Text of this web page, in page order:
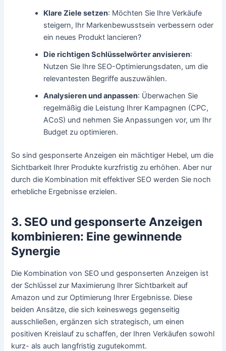
Klare Ziele setzen: Möchten Sie Ihre Verkäufe
steigern, Ihr Markenbewusstsein verbessern oder
ein neues Produkt lancieren?
Die richtigen Schlüsselwörter anvisieren:
Nutzen Sie Ihre SEO-Optimierungsdaten, um die
relevantesten Begriffe auszuwählen.
Analysieren und anpassen: Überwachen Sie
regelmäßig die Leistung Ihrer Kampagnen (CPC,
ACoS) und nehmen Sie Anpassungen vor, um Ihr
Budget zu optimieren.
So sind gesponserte Anzeigen ein mächtiger Hebel, um die
Sichtbarkeit Ihrer Produkte kurzfristig zu erhöhen. Aber nur
durch die Kombination mit effektiver SEO werden Sie noch
erhebliche Ergebnisse erzielen.
3. SEO und gesponserte Anzeigen
kombinieren: Eine gewinnende
Synergie
Die Kombination von SEO und gesponserten Anzeigen ist
der Schlüssel zur Maximierung Ihrer Sichtbarkeit auf
Amazon und zur Optimierung Ihrer Ergebnisse. Diese
beiden Ansätze, die sich keineswegs gegenseitig
ausschließen, ergänzen sich strategisch, um einen
positiven Kreislauf zu schaffen, der Ihren Verkäufen sowohl
kurz- als auch langfristig zugutekommt.